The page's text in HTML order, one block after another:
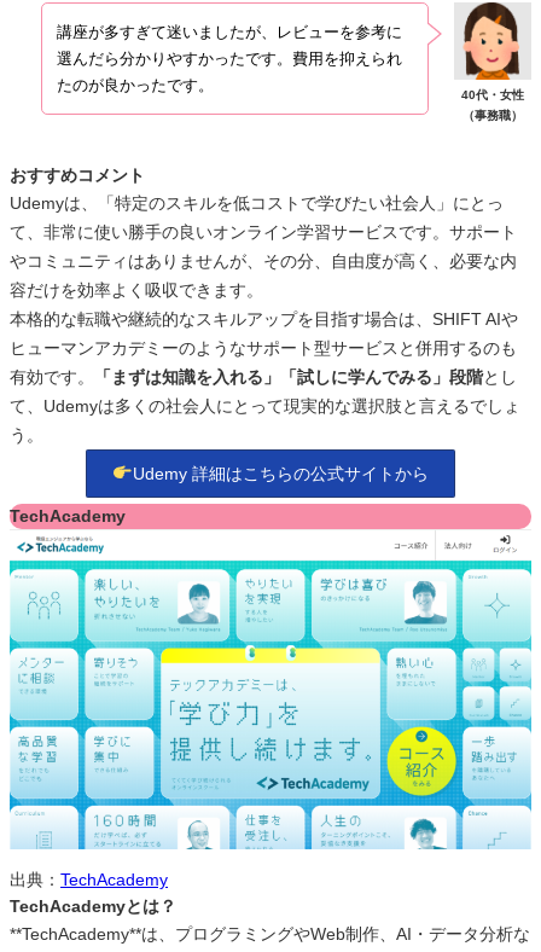
40代・女性
（事務職）
講座が多すぎて迷いましたが、レビューを参考に
選んだら分かりやすかったです。費用を抑えられ
たのが良かったです。
おすすめコメント
Udemyは、「特定のスキルを低コストで学びたい社会人」にとっ
て、非常に使い勝手の良いオンライン学習サービスです。サポート
やコミュニティはありませんが、その分、自由度が高く、必要な内
容だけを効率よく吸収できます。
本格的な転職や継続的なスキルアップを目指す場合は、SHIFT AIや
ヒューマンアカデミーのようなサポート型サービスと併用するのも
有効です。
「まずは知識を入れる」「試しに学んでみる」段階とし
て、Udemyは多くの社会人にとって現実的な選択肢と言えるでしょ
う。
Udemy 詳細はこちらの公式サイトから
TechAcademy
出典： TechAcademy
TechAcademyとは？
**TechAcademy**は、プログラミングやWeb制作、AI・データ分析な